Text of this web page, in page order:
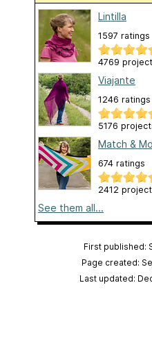
Lintilla
1597 ratings
4769
Viajante
1246 ratings
5176
Match &
674 ratings
2412
See them all...
First published:
Page created:
Last updated: